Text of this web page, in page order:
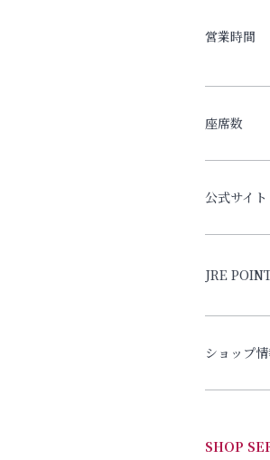
営業時間
座席数
公式サイト
JRE
ショップ
SHOP